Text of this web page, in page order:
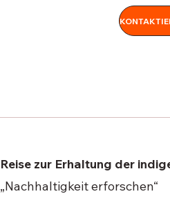
Reise zur Erhaltung der
„Nachhaltigkeit erforschen“